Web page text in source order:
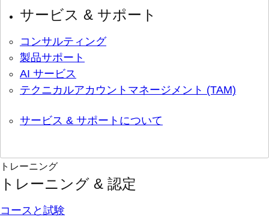
サービス & サポート
コンサルティング
製品サポート
AI サービス
テクニカルアカウントマネージメント (TAM)
サービス & サポートについて
トレーニング
トレーニング & 認定
コースと試験